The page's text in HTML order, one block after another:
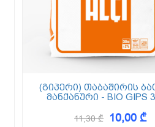
(გიპერი) თაბაშირის
მანქანური - BIO GIPS
11,30 ₾ 10,00 ₾